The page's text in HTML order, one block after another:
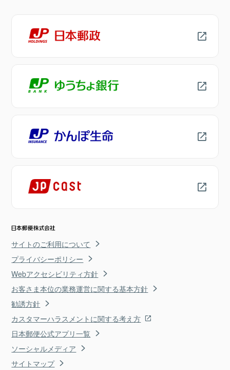
サイトのご利用について
プライバシーポリシー
Webアクセシビリティ方針
お客さま本位の業務運営に関する基本方針
勧誘方針
カスタマーハラスメントに関する考え方
日本郵便公式アプリ一覧
ソーシャルメディア
サイトマップ